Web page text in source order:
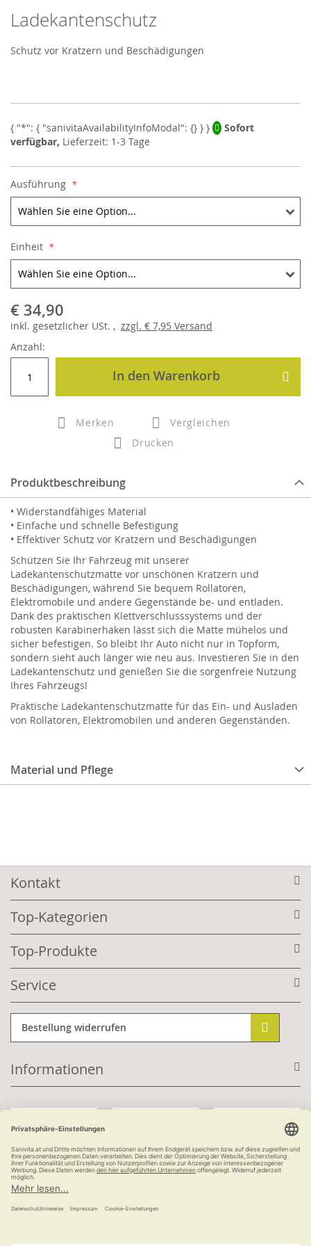
Skip
to
the
beginning
images
Ladekantenschutz
Schutz vor Kratzern und Beschädigungen
Sofort
verfügbar, Lieferzeit: 1-3 Tage
Ausführung
Einheit
€ 34,90
inkl. gesetzlicher USt. , zzgl. € 7,95 Versand
Anzahl:
In den Warenkorb
Merken
Vergleichen
Drucken
Produktbeschreibung
Material und Pflege
• Widerstandfähiges Material
• Einfache und schnelle Befestigung
• Effektiver Schutz vor Kratzern und Beschädigungen
Schützen Sie Ihr Fahrzeug mit unserer
Ladekantenschutzmatte vor unschönen Kratzern und
Beschädigungen, während Sie bequem Rollatoren,
Elektromobile und andere Gegenstände be- und entladen.
Dank des praktischen Klettverschlusssystems und der
robusten Karabinerhaken lässt sich die Matte mühelos und
sicher befestigen. So bleibt Ihr Auto nicht nur in Topform,
sondern sieht auch länger wie neu aus. Investieren Sie in den
Ladekantenschutz und genießen Sie die sorgenfreie Nutzung
Ihres Fahrzeugs!
Praktische Ladekantenschutzmatte für das Ein- und Ausladen
von Rollatoren, Elektromobilen und anderen Gegenständen.
Kontakt
Top-Kategorien
Top-Produkte
Service
Bestellung widerrufen
Informationen
Kauf auf Rechnung